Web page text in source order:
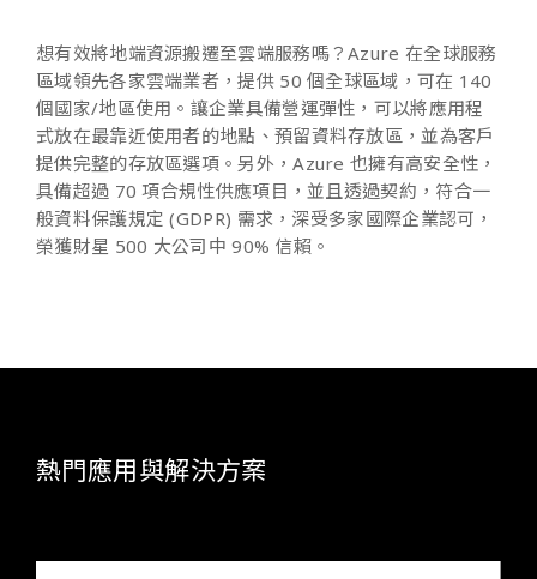
想有效將地端資源搬遷至雲端服務嗎？Azure 在全球服務
區域領先各家雲端業者，提供50個全球區域，可在 140
個國家/地區使用。讓企業具備營運彈性，可以將應用程
式放在最靠近使用者的地點、預留資料存放區，並為客戶
提供完整的存放區選項。另外，Azure也擁有高安全性，
具備超過 70項合規性供應項目，並且透過契約，符合一
般資料保護規定 (GDPR) 需求，深受多家國際企業認可，
榮獲財星 500 大公司中 90% 信賴。
熱門應用與解決方案